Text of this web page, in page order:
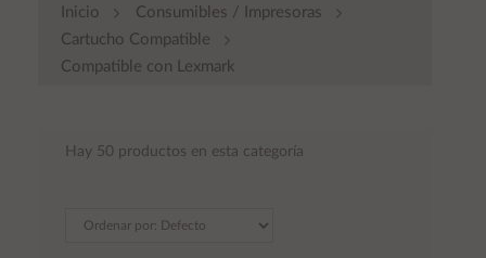
Inicio
Consumibles / Impresoras
Cartucho Compatible
Compatible con Lexmark
Hay 50 productos en esta categoría